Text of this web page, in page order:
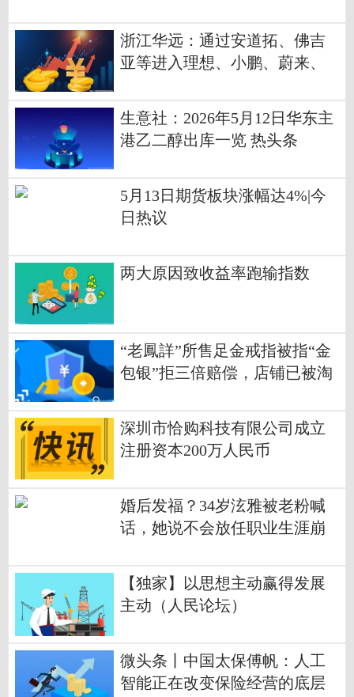
浙江华远：通过安道拓、佛吉
亚等进入理想、小鹏、蔚来、
生意社：2026年5月12日华东主
港乙二醇出库一览 热头条
5月13日期货板块涨幅达4%|今
日热议
两大原因致收益率跑输指数
“老鳳詳”所售足金戒指被指“金
包银”拒三倍赔偿，店铺已被淘
深圳市恰购科技有限公司成立
注册资本200万人民币
婚后发福？34岁泫雅被老粉喊
话，她说不会放任职业生涯崩
【独家】以思想主动赢得发展
主动（人民论坛）
微头条丨中国太保傅帆：人工
智能正在改变保险经营的底层